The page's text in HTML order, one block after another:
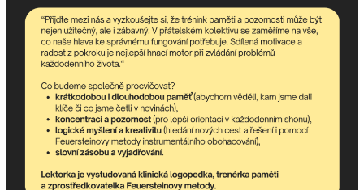
Previous 1 2 30 31 32 33
34
36 37 38
Odebírejte newsletter!